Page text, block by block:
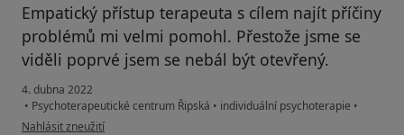
Empatický přístup terapeuta s cílem najít příčiny
problémů mi velmi pomohl. Přestože jsme se
viděli poprvé jsem se nebál být otevřený.
4. dubna 2022
• Psychoterapeutické centrum Řipská • individuální psychoterapie •
podle názoru uživatele František
Nahlásit zneužití